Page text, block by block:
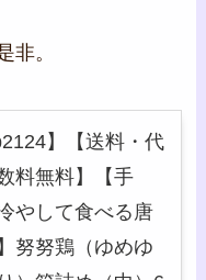
非。
】【送料・代
料無料】【手
やして食べる唐
努努鶏（ゆめゆ